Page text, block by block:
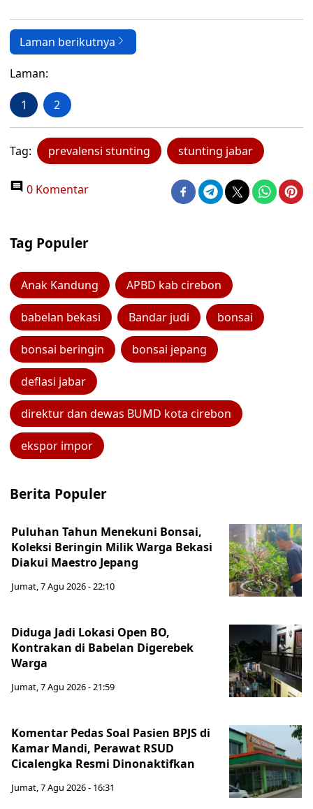
Laman berikutnya
Laman:
1 2
Tag: prevalensi stunting stunting jabar
0 Komentar
Tag Populer
Anak Kandung APBD kab cirebon
babelan bekasi Bandar judi bonsai
bonsai beringin bonsai jepang
deflasi jabar
direktur dan dewas BUMD kota cirebon
ekspor impor
Berita Populer
Puluhan Tahun Menekuni Bonsai,
Koleksi Beringin Milik Warga Bekasi
Diakui Maestro Jepang
Jumat, 7 Agu 2026 - 22:10
Diduga Jadi Lokasi Open BO,
Kontrakan di Babelan Digerebek
Warga
Jumat, 7 Agu 2026 - 21:59
Komentar Pedas Soal Pasien BPJS di
Kamar Mandi, Perawat RSUD
Cicalengka Resmi Dinonaktifkan
Jumat, 7 Agu 2026 - 16:31